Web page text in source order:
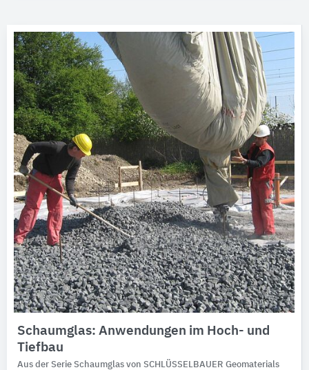
Schaumglas: Anwendungen im Hoch- und
Tiefbau
Aus der Serie Schaumglas von SCHLÜSSELBAUER Geomaterials